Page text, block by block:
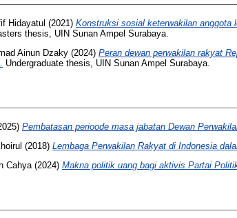
Hidayatul (2021) Konstruksi sosial keterwakilan anggota
thesis, UIN Sunan Ampel Surabaya.
Ainun Dzaky (2024) Peran dewan perwakilan rakyat
Undergraduate thesis, UIN Sunan Ampel Surabaya.
Pembatasan perioode masa jabatan Dewan
(2018) Lembaga Perwakilan Rakyat di Indonesia
Cahya (2024) Makna politik uang bagi aktivis Partai